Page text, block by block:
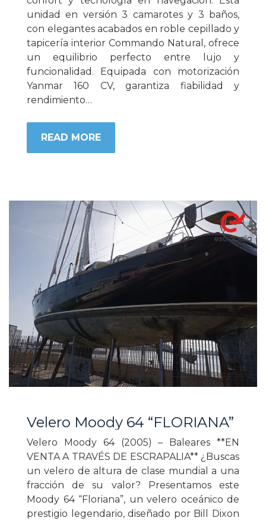
unidad en versión 3 camarotes y 3 baños,
con elegantes acabados en roble cepillado y
tapicería interior Commando Natural, ofrece
un equilibrio perfecto entre lujo y
funcionalidad. Equipada con motorización
Yanmar 160 CV, garantiza fiabilidad y
rendimiento…
READ MORE
Velero Moody 64 “FLORIANA”
Velero Moody 64 (2005) – Baleares **EN
VENTA A TRAVÉS DE ESCRAPALIA** ¿Buscas
un velero de altura de clase mundial a una
fracción de su valor? Presentamos este
Moody 64 “Floriana”, un velero oceánico de
prestigio legendario, diseñado por Bill Dixon